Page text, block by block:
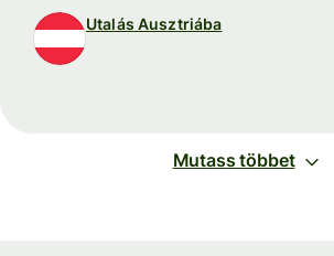
Utalás Ausztriába
Mutass többet